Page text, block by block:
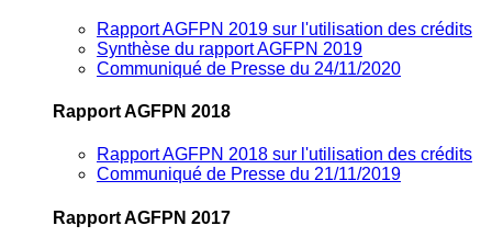
Rapport AGFPN 2019 sur l'utilisation des crédits
Synthèse du rapport AGFPN 2019
Communiqué de Presse du 24/11/2020
Rapport AGFPN 2018
Rapport AGFPN 2018 sur l'utilisation des crédits
Communiqué de Presse du 21/11/2019
Rapport AGFPN 2017